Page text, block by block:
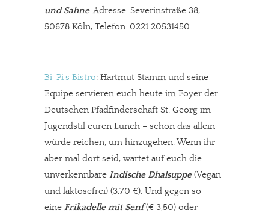
und Sahne. Adresse: Severinstraße 38,
50678 Köln, Telefon: 0221 20531450.
Bi-Pi´s Bistro: Hartmut Stamm und seine
Equipe servieren euch heute im Foyer der
Deutschen Pfadfinderschaft St. Georg im
Jugendstil euren Lunch – schon das allein
würde reichen, um hinzugehen. Wenn ihr
aber mal dort seid, wartet auf euch die
unverkennbare Indische Dhalsuppe(Vegan
und laktosefrei) (3,70 €). Und gegen so
eine Frikadelle mit Senf(€ 3,50) oder